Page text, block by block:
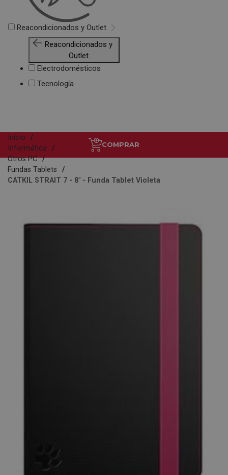
Reacondicionados y Outlet
Reacondicionados y
Outlet
Electrodomésticos
Tecnología
COMPRAR
Inicio
Informática
Otros PC
Fundas Tablets
CATKIL STRAIT 7 - 8" - Funda Tablet Violeta